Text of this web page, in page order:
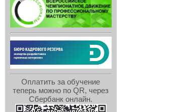
Оплатить за обучение
теперь можно по QR, через
Сбербанк онлайн.